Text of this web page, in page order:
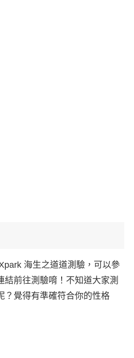
海生之道道測驗，可以參
結前往測驗唷！不知道大家測
？覺得有準確符合你的性格